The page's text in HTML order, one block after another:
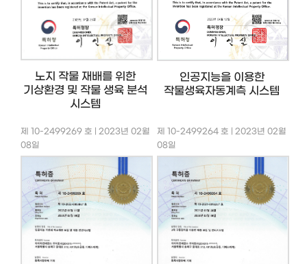
노지 작물 재배를 위한
기상환경 및 작물 생육 분석
시스템
인공지능을 이용한
작물생육자동계측 시스템
제 10-2499269 호 | 2023년 02월
08일
제 10-2499264 호 | 2023년 02월
08일